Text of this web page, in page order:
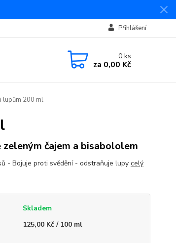
Přihlášení
0ks
za 0,00 Kč
lupům 200 ml
zeleným čajem a bisabololem
- Bojuje proti svědění - odstraňuje lupy celý
Skladem
125,00 Kč / 100 ml